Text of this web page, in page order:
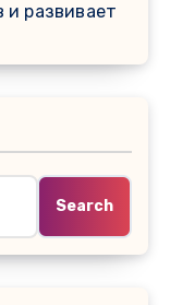
и развивает
Search